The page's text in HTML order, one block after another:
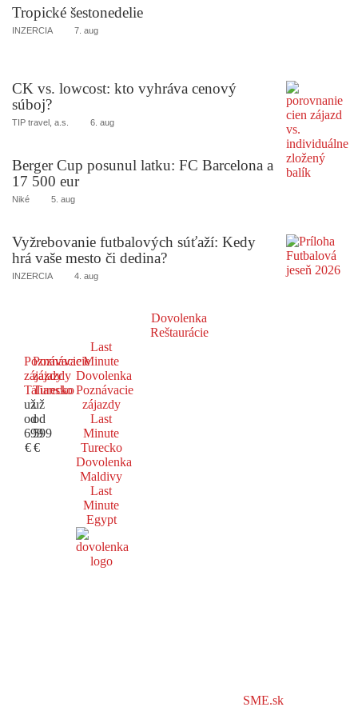
Tropické šestonedelie
INZERCIA 7. aug
CK vs. lowcost: kto vyhráva cenový
súboj?
TIP travel, a.s. 6. aug
Berger Cup posunul latku: FC Barcelona a
17 500 eur
Niké 5. aug
Vyžrebovanie futbalových súťaží: Kedy
hrá vaše mesto či dedina?
INZERCIA 4. aug
Dovolenka
Reštaurácie
Poznávacie
zájazdy
Taliansko
už
od
699
€
Poznávacie
zájazdy
Turecko
už
od
599
€
Last
Minute
Dovolenka
Poznávacie
zájazdy
Last
Minute
Turecko
Dovolenka
Maldivy
Last
Minute
Egypt
SME.sk